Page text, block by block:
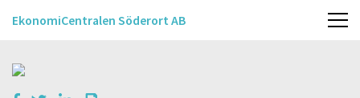
EkonomiCentralen Söderort AB